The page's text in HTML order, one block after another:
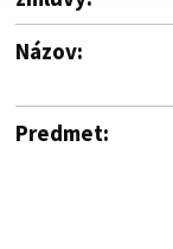
Názov:
Predmet: